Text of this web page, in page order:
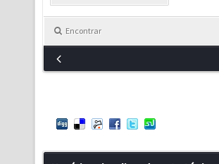
Encontrar